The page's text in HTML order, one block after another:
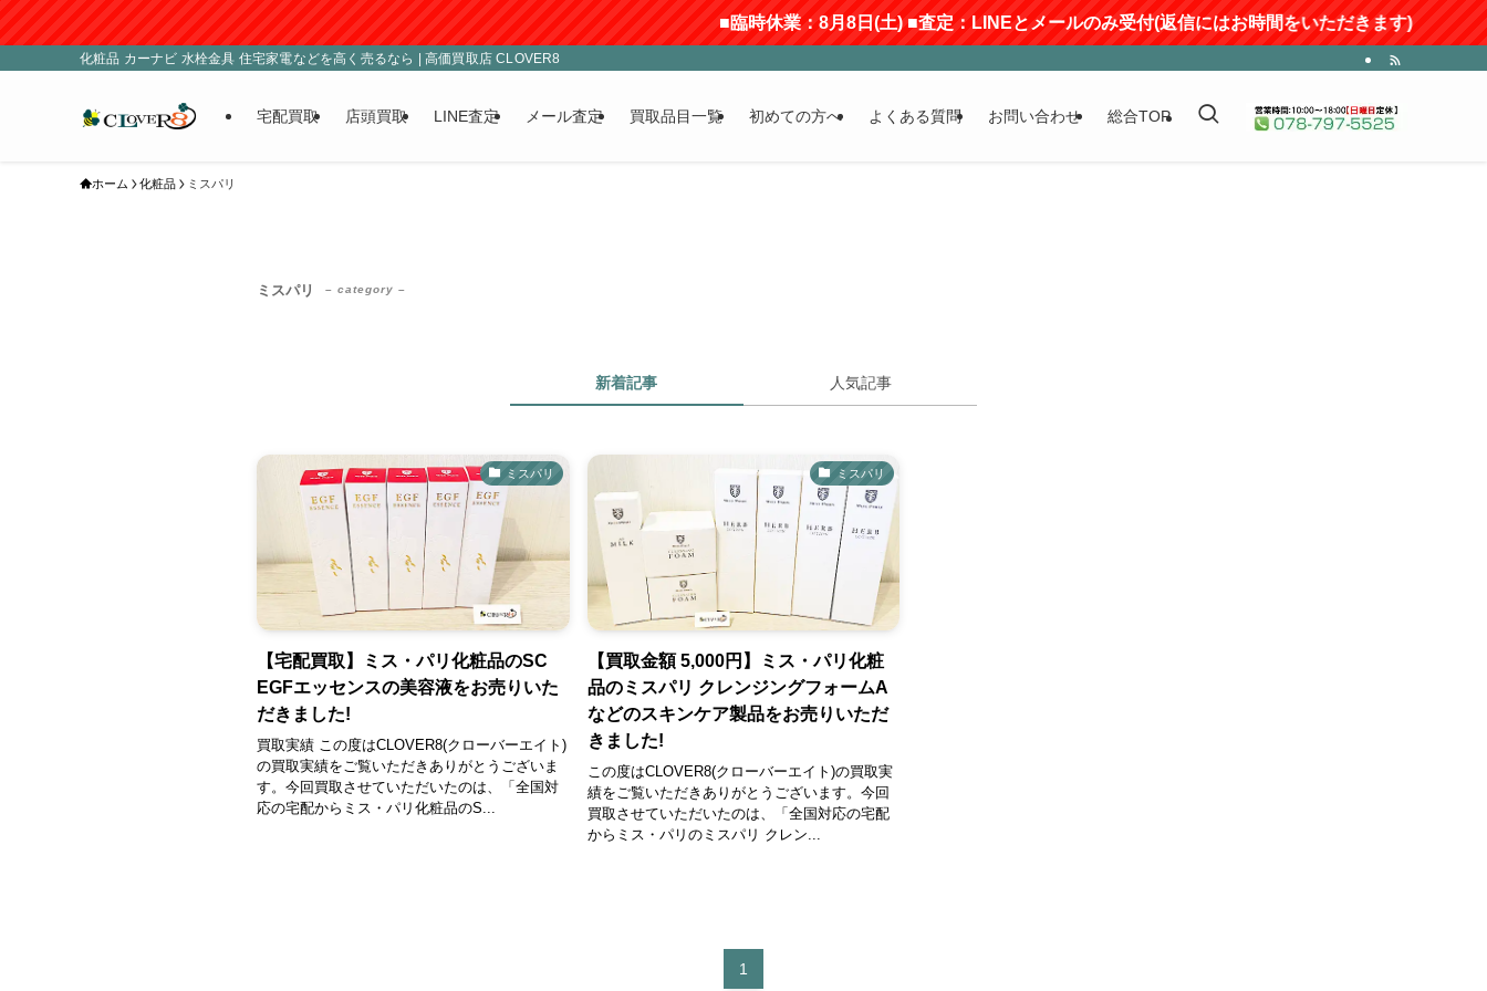
■臨時休業：8月8日(土) ■査定：LINEとメールのみ受付(返信にはお時間をいただきます)
化粧品 カーナビ 水栓金具 住宅家電などを高く売るなら | 高価買取店 CLOVER8
宅配買取 店頭買取 LINE査定 メール査定 買取品目一覧 初めての方へ よくある質問 お問い合わせ 総合TOP
ホーム 化粧品 ミスパリ
ミスパリ – category –
新着記事 人気記事
ミスパリ
【宅配買取】ミス・パリ化粧品のSC
EGFエッセンスの美容液をお売りいた
だきました!
買取実績 この度はCLOVER8(クローバーエイト)
の買取実績をご覧いただきありがとうございま
す。今回買取させていただいたのは、「全国対
応の宅配からミス・パリ化粧品のS...
ミスパリ
【買取金額 5,000円】ミス・パリ化粧
品のミスパリ クレンジングフォームA
などのスキンケア製品をお売りいただ
きました!
この度はCLOVER8(クローバーエイト)の買取実
績をご覧いただきありがとうございます。今回
買取させていただいたのは、「全国対応の宅配
からミス・パリのミスパリ クレン...
1